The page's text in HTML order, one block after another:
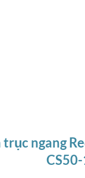
ngang